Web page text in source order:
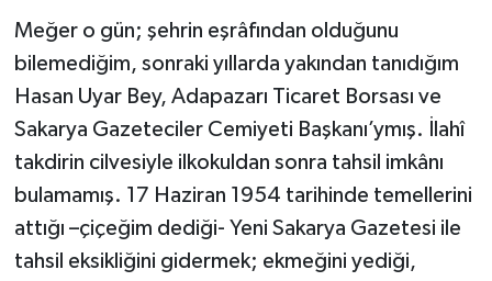
Meğer o gün; şehrin eşrâfından olduğunu
bilemediğim, sonraki yıllarda yakından tanıdığım
Hasan Uyar Bey, Adapazarı Ticaret Borsası ve
Sakarya Gazeteciler Cemiyeti Başkanı’ymış. İlahî
takdirin cilvesiyle ilkokuldan sonra tahsil imkânı
bulamamış. 17 Haziran 1954 tarihinde temellerini
attığı –çiçeğim dediği- Yeni Sakarya Gazetesi ile
tahsil eksikliğini gidermek; ekmeğini yediği,